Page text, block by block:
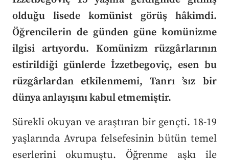
olduğu lisede komünist görüş hâkimdi.
Öğrencilerin de günden güne komünizme
ilgisi artıyordu. Komünizm rüzgârlarının
estirildiği günlerde İzzetbegoviç, esen bu
rüzgârlardan etkilenmemi, Tanrı ’sız bir
dünya anlayışını kabul etmemiştir.
Sürekli okuyan ve araştıran bir gençti. 18-19
yaşlarında Avrupa felsefesinin bütün temel
eserlerini okumuştu. Öğrenme aşkı ile